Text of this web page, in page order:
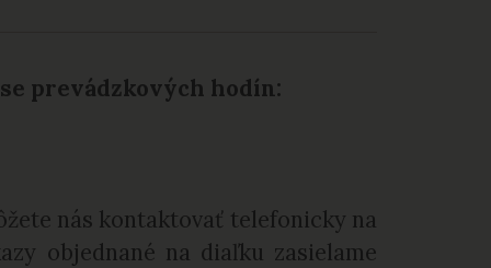
prevádzkových hodín:
nás kontaktovať telefonicky na
objednané na diaľku zasielame